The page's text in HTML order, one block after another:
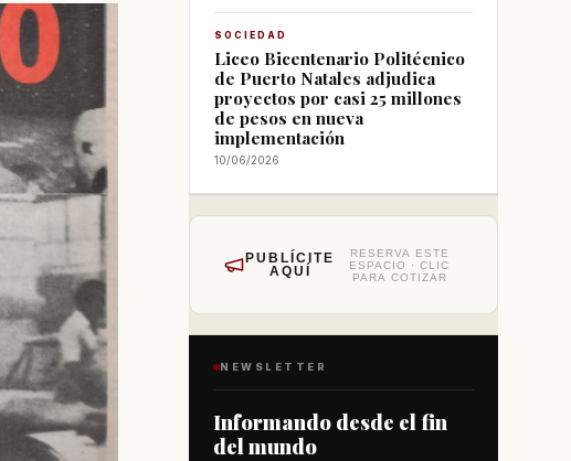
SOCIEDAD
Liceo Bicentenario Politécnico
de Puerto Natales adjudica
proyectos por casi 25 millones
de pesos en nueva
implementación
10/06/2026
PUBLÍCITE
AQUÍ
RESERVA ESTE
ESPACIO · CLIC
PARA COTIZAR
NEWSLETTER
Informando desde el fin
del mundo